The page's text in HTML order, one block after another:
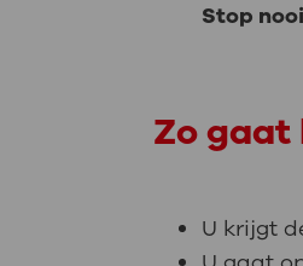
Stop
Zo gaat
U krijgt